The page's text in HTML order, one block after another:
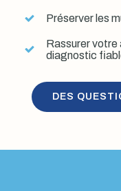
Préserver les
Rassurer votre
diagnostic
DES